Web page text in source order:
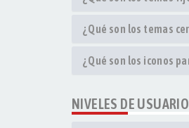
¿Qué son los temas
¿Qué son los iconos
NIVELES DE